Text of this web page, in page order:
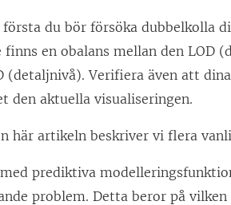
första du bör försöka dubbelkolla
finns en obalans mellan den LOD
(detaljnivå). Verifiera även att
den aktuella visualiseringen.
här artikeln beskriver vi flera
prediktiva
problem. Detta beror på vilken